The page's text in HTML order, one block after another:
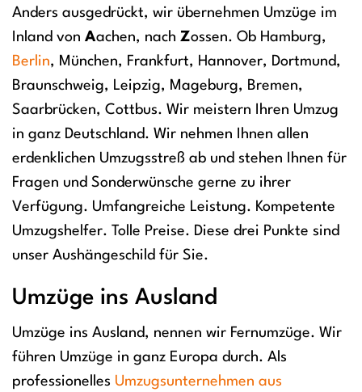
Anders ausgedrückt, wir übernehmen Umzüge im
Inland von Aachen, nach Zossen. Ob Hamburg,
Berlin, München, Frankfurt, Hannover, Dortmund,
Braunschweig, Leipzig, Mageburg, Bremen,
Saarbrücken, Cottbus. Wir meistern Ihren Umzug
in ganz Deutschland. Wir nehmen Ihnen allen
erdenklichen Umzugsstreß ab und stehen Ihnen für
Fragen und Sonderwünsche gerne zu ihrer
Verfügung. Umfangreiche Leistung. Kompetente
Umzugshelfer. Tolle Preise. Diese drei Punkte sind
unser Aushängeschild für Sie.
Umzüge ins Ausland
Umzüge ins Ausland, nennen wir Fernumzüge. Wir
führen Umzüge in ganz Europa durch. Als
professionelles Umzugsunternehmen aus